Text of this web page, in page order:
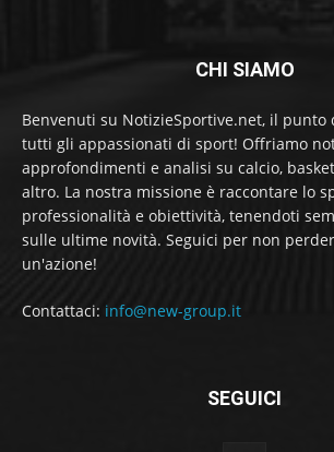
CHI SIAMO
Benvenuti su NotizieSportive.net, il
tutti gli appassionati di sport! Offriamo
approfondimenti e analisi su calcio,
altro. La nostra missione è raccontare lo
professionalità e obiettività, tenendoti
sulle ultime novità. Seguici per non
un'azione!
Contattaci: info@new-group.it
SEGUICI